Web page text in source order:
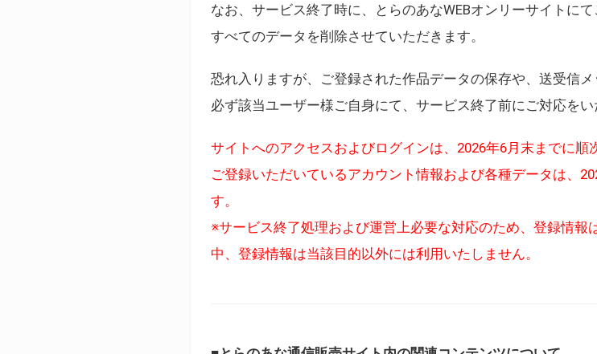
なお、サービス終了時に、とらのあなWEBオンリーサイトに
すべてのデータを削除させていただきます。
恐れ入りますが、ご登録された作品データの保存や、送受信
必ず該当ユーザー様ご自身にて、サービス終了前にご対応をい
サイトへのアクセスおよびログインは、2026年6月末までに順
ご登録いただいているアカウント情報および各種データは、
す。
※サービス終了処理および運営上必要な対応のため、登録情報
中、登録情報は当該目的以外には利用いたしません。